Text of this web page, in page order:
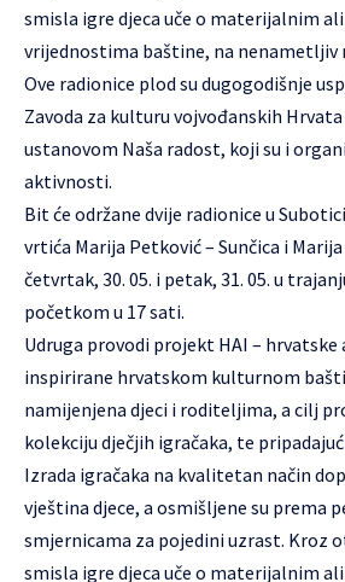
smisla igre djeca uče o materijalnim
vrijednostima baštine, na nenametljiv
Ove radionice plod su dugogodišnje
Zavoda za kulturu vojvođanskih
ustanovom Naša radost, koji su i
aktivnosti.
Bit će održane dvije radionice u
vrtića Marija Petković – Sunčica i
četvrtak, 30. 05. i petak, 31. 05. u
početkom u 17 sati.
Udruga provodi projekt HAI –
inspirirane hrvatskom kulturnom
namijenjena djeci i roditeljima, a cilj
kolekciju dječjih igračaka, te
Izrada igračaka na kvalitetan način
vještina djece, a osmišljene su prema
smjernicama za pojedini uzrast. Kroz
smisla igre djeca uče o materijalnim